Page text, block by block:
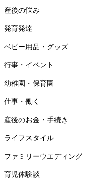
産後の悩み
発育発達
ベビー用品・グッズ
行事・イベント
幼稚園・保育園
仕事・働く
産後のお金・手続き
ライフスタイル
ファミリーウエディング
育児体験談